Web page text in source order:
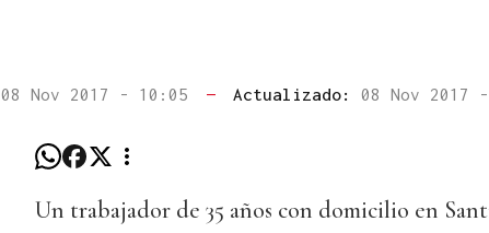
08 Nov 2017 - 10:05 — Actualizado: 08 Nov 2017
Un trabajador de 35 años con domicilio en